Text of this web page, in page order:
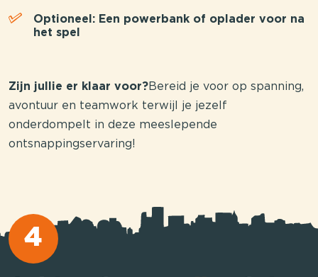
Optioneel: Een powerbank of oplader voor na
het spel
Zijn jullie er klaar voor? Bereid je voor op spanning,
avontuur en teamwork terwijl je jezelf
onderdompelt in deze meeslepende
ontsnappingservaring!
4